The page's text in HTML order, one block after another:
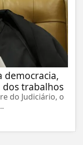
democracia,
trabalhos
do Judiciário, o